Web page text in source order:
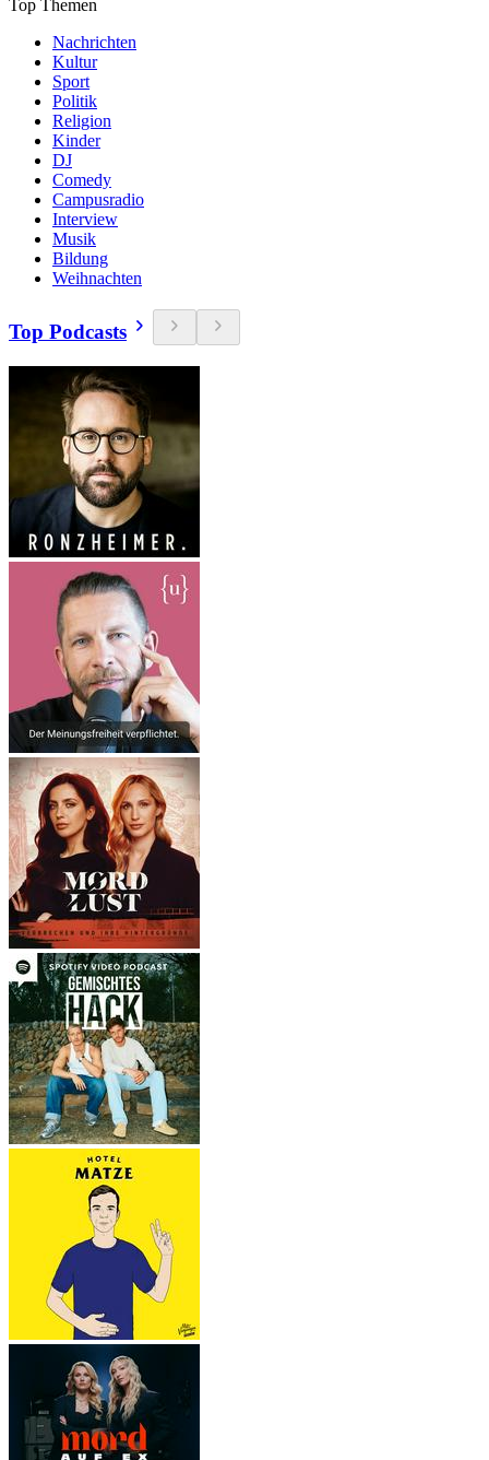
Top Themen
Nachrichten
Kultur
Sport
Politik
Religion
Kinder
DJ
Comedy
Campusradio
Interview
Musik
Bildung
Weihnachten
Top Podcasts